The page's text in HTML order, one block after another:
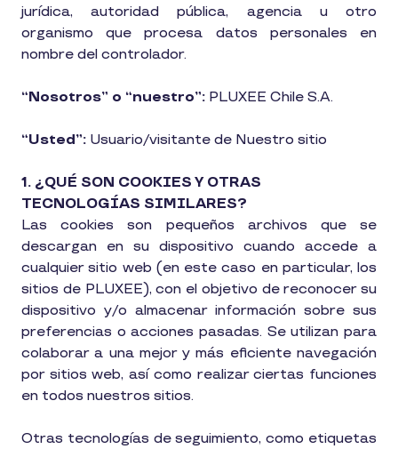
jurídica, autoridad pública, agencia u otro
organismo que procesa datos personales en
nombre del controlador.
“Nosotros” o “nuestro”: PLUXEE Chile S.A.
“Usted”: Usuario/visitante de Nuestro sitio
1. ¿QUÉ SON COOKIES Y OTRAS
TECNOLOGÍAS SIMILARES?
Las cookies son pequeños archivos que se
descargan en su dispositivo cuando accede a
cualquier sitio web (en este caso en particular, los
sitios de PLUXEE), con el objetivo de reconocer su
dispositivo y/o almacenar información sobre sus
preferencias o acciones pasadas. Se utilizan para
colaborar a una mejor y más eficiente navegación
por sitios web, así como realizar ciertas funciones
en todos nuestros sitios.
Otras tecnologías de seguimiento, como etiquetas